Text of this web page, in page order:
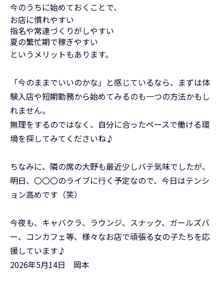
今のうちに始めておくことで、
お店に慣れやすい
指名や常連づくりがしやすい
夏の繁忙期で稼ぎやすい
というメリットもあります。
「今のままでいいのかな」と感じているなら、まずは体
験入店や短期勤務から始めてみるのも一つの方法かもし
れません。
無理をするのではなく、自分に合ったペースで働ける環
境を探してみてくださいね♪
ちなみに、隣の席の大野も最近少しバテ気味でしたが、
明日、〇〇〇のライブに行く予定なので、今日はテンシ
ョン高めです（笑）
今夜も、キャバクラ、ラウンジ、スナック、ガールズバ
ー、コンカフェ等、様々なお店で頑張る女の子たちを応
援しています♪
2026年5月14日 岡本